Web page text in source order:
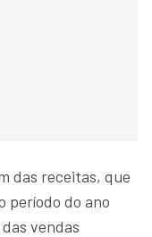
das receitas, que
período do ano
vendas